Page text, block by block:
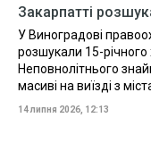
Закарпатті
У Виноградові
розшукали 15-
Неповнолітнього
масиві на виїзді з
14 липня 2026, 12:13